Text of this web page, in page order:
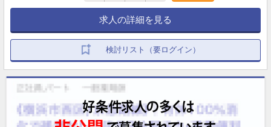
求人の詳細を見る
検討リスト（要ログイン）